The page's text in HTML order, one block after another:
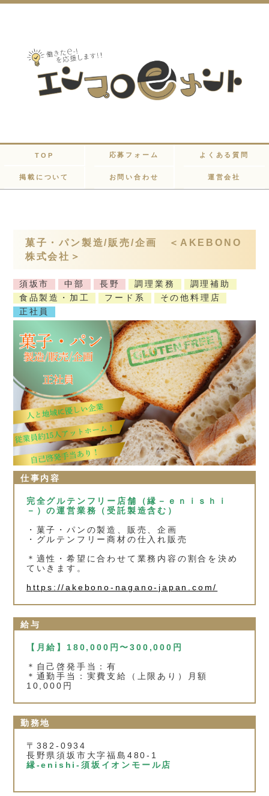
TOP 応募フォーム よくある質問
掲載について お問い合わせ 運営会社
菓子・パン製造/販売/企画 ＜AKEBONO
株式会社＞
須坂市 中部 長野 調理業務
調理補助
食品製造・加工
フード系
その他料理店
正社員
仕事内容
完全グルテンフリー店舗（縁－ｅｎｉｓｈｉ
－）の運営業務（受託製造含む）
・菓子・パンの製造、販売、企画
・グルテンフリー商材の仕入れ販売
＊適性・希望に合わせて業務内容の割合を決め
ていきます。
https://akebono-nagano-japan.com/
給与
【月給】180,000円〜300,000円
＊自己啓発手当：有
＊通勤手当：実費支給（上限あり）月額
10,000円
勤務地
〒382-0934
長野県須坂市大字福島480‐1
縁‐enishi-須坂イオンモール店